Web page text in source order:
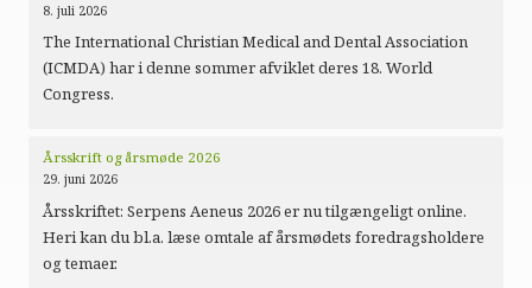
8. juli 2026
The International Christian Medical and Dental Association
(ICMDA) har i denne sommer afviklet deres 18. World
Congress.
Årsskrift og årsmøde 2026
29. juni 2026
Årsskriftet: Serpens Aeneus 2026 er nu tilgængeligt online.
Heri kan du bl.a. læse omtale af årsmødets foredragsholdere
og temaer.